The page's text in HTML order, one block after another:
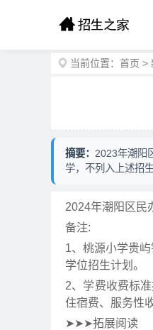
当前位置： 首页 >
摘要： 2023年潮阳
学，不列入上述招
2024年潮阳区民
备注:
1、桃源小学贵
学位招生计划。
2、学费收费标
住宿费、服务性
➤➤➤拓展阅读